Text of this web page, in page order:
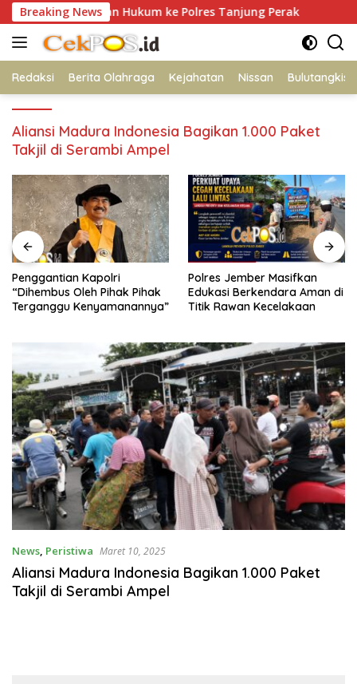
Langsung
ke
konten
Breaking News
Kepastian Hukum ke Polres Tanjung Perak
Redaksi Berita Olahraga Kejahatan Nissan Bulutangkis
Aliansi Madura Indonesia Bagikan 1.000 Paket
Takjil di Serambi Ampel
Penggantian Kapolri
“Dihembus Oleh Pihak Pihak
Terganggu Kenyamanannya”
Polres Jember Masifkan
Edukasi Berkendara Aman di
Titik Rawan Kecelakaan
News, Peristiwa Maret 10, 2025
Aliansi Madura Indonesia Bagikan 1.000 Paket
Takjil di Serambi Ampel